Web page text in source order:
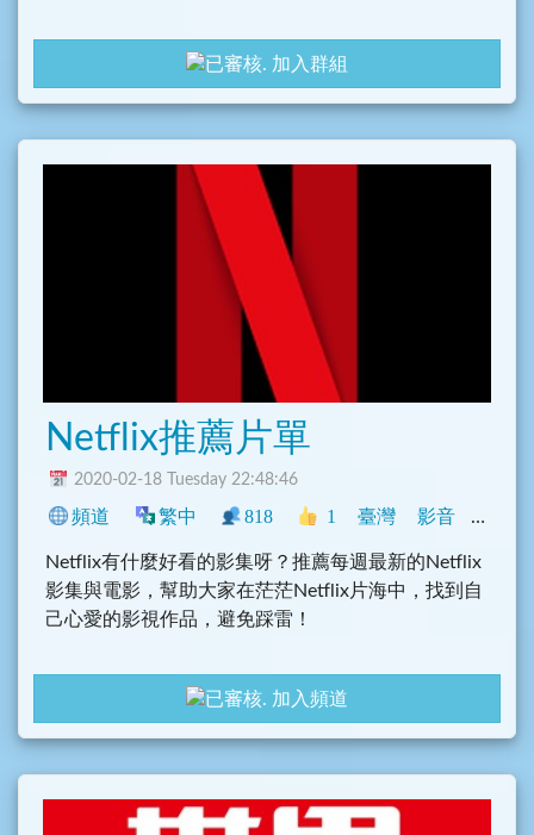
加入群組
Netflix推薦片單
2020-02-18 Tuesday 22:48:46
頻道 繁中 818 1 臺灣 影音 動漫
Netflix有什麼好看的影集呀？推薦每週最新的Netflix
影集與電影，幫助大家在茫茫Netflix片海中，找到自
己心愛的影視作品，避免踩雷！
加入頻道